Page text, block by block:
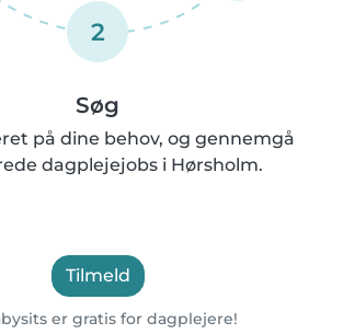
2
Søg
på dine behov, og gennemgå
dagplejejobs i Hørsholm.
Tilmeld
er gratis for dagplejere!